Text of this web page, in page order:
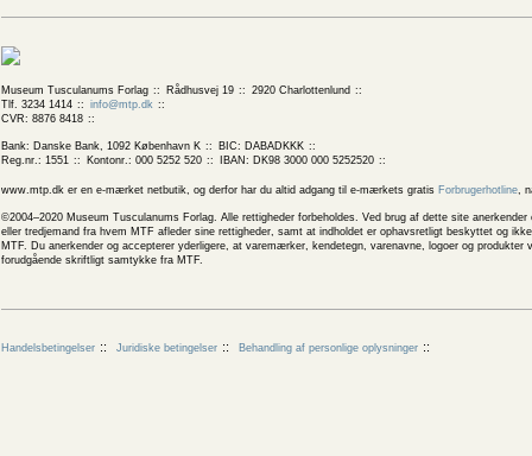
Museum Tusculanums Forlag Rådhusvej 19
2920 Charlottenlund
Tlf. 3234 1414
info@mtp.dk
CVR: 8876 8418
Bank: Danske Bank, 1092 København K
BIC: DABADKKK
Reg.nr.: 1551
Kontonr.: 000 5252 520 IBAN: DK98 3000 000 5252520
www.mtp.dk er en e-mærket netbutik, og derfor har du altid adgang til e-mærkets gratis Forbrugerhotline,
©2004–2020 Museum Tusculanums Forlag. Alle rettigheder forbeholdes. Ved brug af dette site
eller tredjemand fra hvem MTF afleder sine rettigheder, samt at indholdet er ophavsretligt beskyttet og
MTF. Du anerkender og accepterer yderligere, at varemærker, kendetegn, varenavne, logoer og
forudgående skriftligt samtykke fra MTF.
Handelsbetingelser Juridiske betingelser Behandling af personlige oplysninger